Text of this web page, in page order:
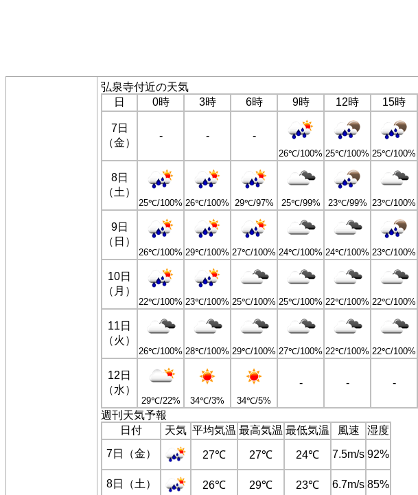
弘泉寺付近の天気
日
0時 3時 6時 9時 12時 15時
7日
（金）
- - -
26℃/100% 25℃/100% 25℃/100%
8日
（土）
25℃/100% 26℃/100% 29℃/97% 25℃/99% 23℃/99% 23℃/100%
9日
（日）
26℃/100% 29℃/100% 27℃/100% 24℃/100% 24℃/100% 23℃/100%
10日
（月）
22℃/100% 23℃/100% 25℃/100% 25℃/100% 22℃/100% 22℃/100%
11日
（火）
26℃/100% 28℃/100% 29℃/100% 27℃/100% 22℃/100% 22℃/100%
12日
（水）
29℃/22% 34℃/3% 34℃/5%
- - -
週刊天気予報
日付
天気 平均気温 最高気温 最低気温 風速
湿度
7日（金）
27℃ 27℃ 24℃ 7.5m/s 92%
8日（土） 26℃ 29℃ 23℃ 6.7m/s 85%